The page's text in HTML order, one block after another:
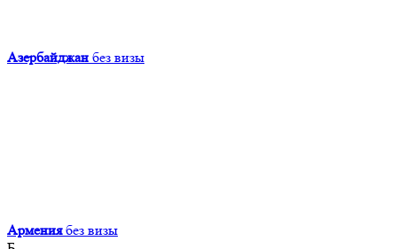
Азербайджан без визы
Армения без визы